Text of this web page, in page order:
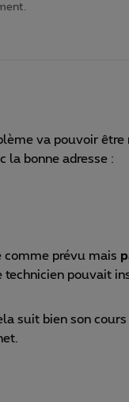
va pouvoir
la bonne adresse :
comme prévu mais
technicien pouvait
suit bien son cours